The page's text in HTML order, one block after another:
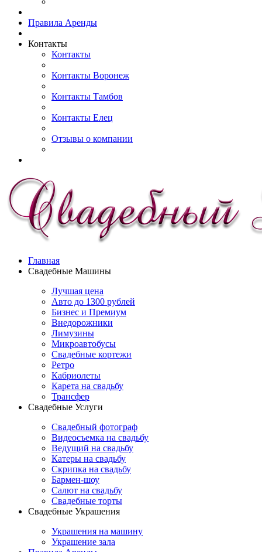
Правила Аренды
Контакты
Контакты
Контакты Воронеж
Контакты Тамбов
Контакты Елец
Отзывы о компании
Главная
Свадебные Машины
Лучшая цена
Авто до 1300 рублей
Бизнес и Премиум
Внедорожники
Лимузины
Микроавтобусы
Свадебные кортежи
Ретро
Кабриолеты
Карета на свадьбу
Трансфер
Свадебные Услуги
Свадебный фотограф
Видеосъемка на свадьбу
Ведущий на свадьбу
Катеры на свадьбу
Скрипка на свадьбу
Бармен-шоу
Салют на свадьбу
Свадебные торты
Свадебные Украшения
Украшения на машину
Украшение зала